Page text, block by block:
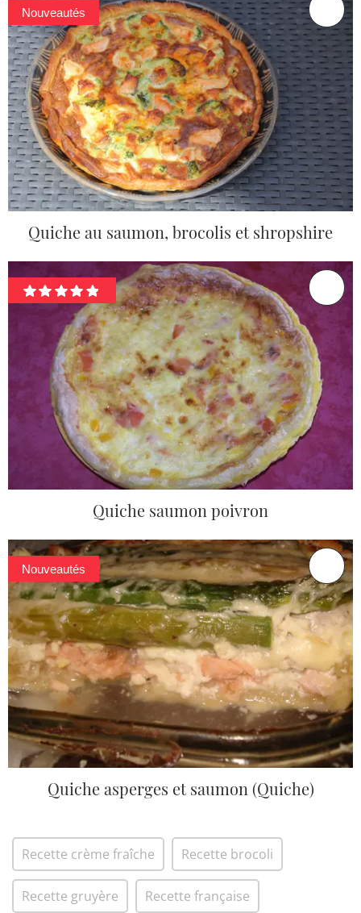
Nouveautés
Quiche au saumon, brocolis et shropshire
Quiche saumon poivron
Nouveautés
Quiche asperges et saumon (Quiche)
Recette crème fraîche Recette brocoli
Recette gruyère Recette française